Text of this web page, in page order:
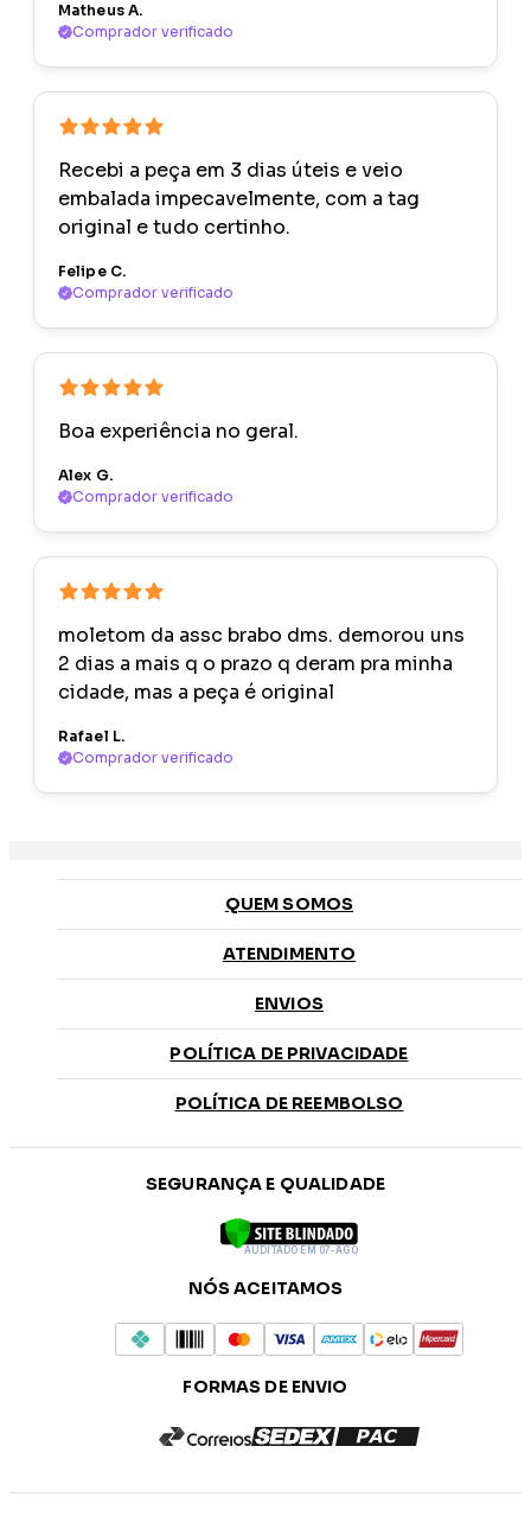
Matheus A.
Comprador verificado
Recebi a peça em 3 dias úteis e veio
embalada impecavelmente, com a tag
original e tudo certinho.
Felipe C.
Comprador verificado
Boa experiência no geral.
Alex G.
Comprador verificado
moletom da assc brabo dms. demorou uns
2 dias a mais q o prazo q deram pra minha
cidade, mas a peça é original
Rafael L.
Comprador verificado
QUEM SOMOS
ATENDIMENTO
ENVIOS
POLÍTICA DE PRIVACIDADE
POLÍTICA DE REEMBOLSO
SEGURANÇA E QUALIDADE
AUDITADO EM 07-AGO
NÓS ACEITAMOS
FORMAS DE ENVIO